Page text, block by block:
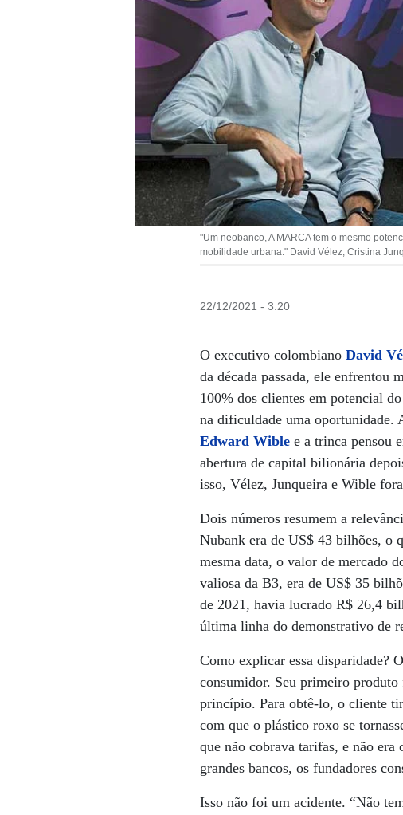
"Um neobanco, A MARCA tem o mesmo
mobilidade urbana." David Vélez, Cristina
22/12/2021 - 3:20
O executivo colombianoDavid
da década passada, ele enfrentou
100% dos clientes em potencial
na dificuldade uma oportunidade.
Edward Wible e a trinca pensou
abertura de capital bilionária
isso, Vélez, Junqueira e Wible
Dois números resumem a
Nubank era de US$ 43 bilhões, o
mesma data, o valor de mercado
valiosa da B3, era de US$ 35
de 2021, havia lucrado R$ 26,4
última linha do demonstrativo de
Como explicar essa disparidade?
consumidor. Seu primeiro
princípio. Para obtê-lo, o cliente
com que o plástico roxo se
que não cobrava tarifas, e não
grandes bancos, os fundadores
Isso não foi um acidente. “Não